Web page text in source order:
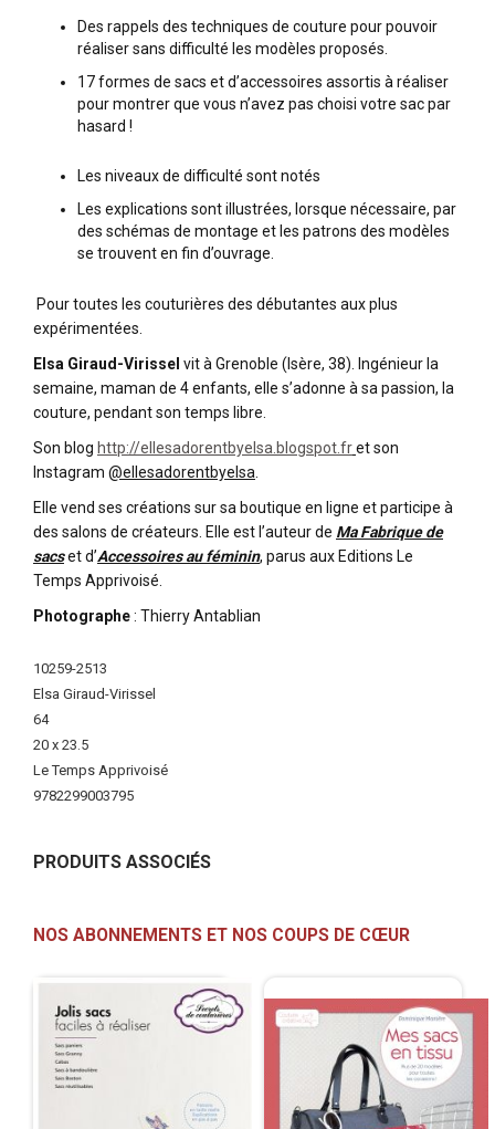
Des rappels des techniques de couture pour pouvoir
réaliser sans difficulté les modèles proposés.
17 formes de sacs et d’accessoires assortis à réaliser
pour montrer que vous n’avez pas choisi votre sac par
hasard !
Les niveaux de difficulté sont notés
Les explications sont illustrées, lorsque nécessaire, par
des schémas de montage et les patrons des modèles
se trouvent en fin d’ouvrage.
Pour toutes les couturières des débutantes aux plus
expérimentées.
Elsa Giraud-Virissel vit à Grenoble (Isère, 38). Ingénieur la
semaine, maman de 4 enfants, elle s’adonne à sa passion, la
couture, pendant son temps libre.
Son blog http://ellesadorentbyelsa.blogspot.fret son
Instagram @ellesadorentbyelsa
Elle vend ses créations sur sa boutique en ligne et participe à
des salons de créateurs. Elle est l’auteur de Ma Fabrique de
sacset d’Accessoires au féminin, parus aux Editions Le
Temps Apprivoisé.
Photographe: Thierry Antablian
Plus
d'infos
10259-2513
Elsa Giraud-Virissel
64
20 x 23.5
Le Temps Apprivoisé
9782299003795
PRODUITS ASSOCIÉS
NOS ABONNEMENTS ET NOS COUPS DE CŒUR